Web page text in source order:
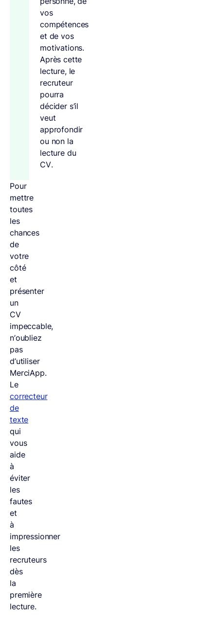
vos
compétences
et de vos
motivations.
Après cette
lecture, le
recruteur
pourra
décider s’il
veut
approfondir
ou non la
lecture du
CV.
Pour
mettre
toutes
les
chances
de
votre
côté
et
présenter
un
CV
impeccable,
n’oubliez
pas
d’utiliser
MerciApp.
Le
correcteur
de
texte
qui
vous
aide
à
éviter
les
fautes
et
à
impressionner
les
recruteurs
dès
la
première
lecture.